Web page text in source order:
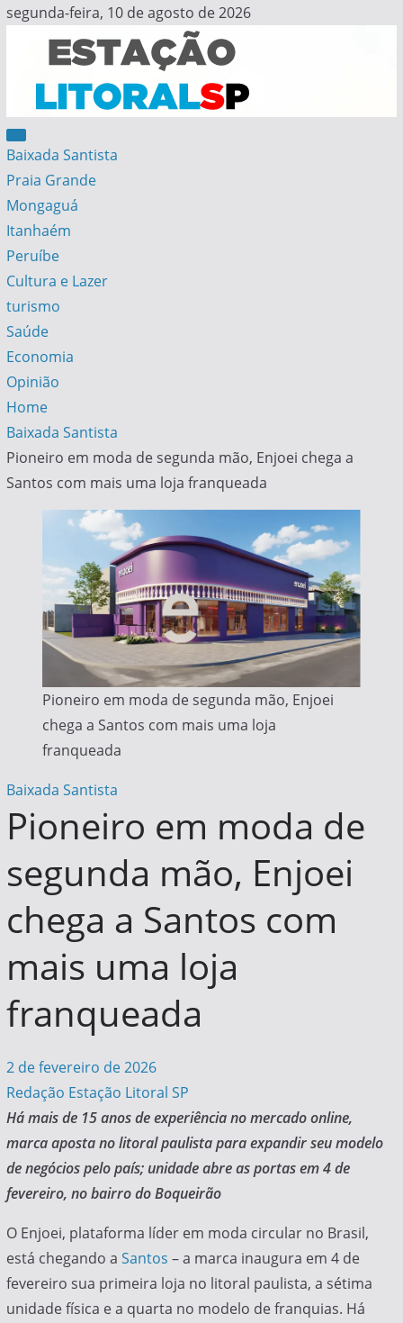
Skip
content
segunda-feira, 10 de agosto de 2026
Estação Litoral SP
Notícias da Baixada Santista
Baixada Santista
Praia Grande
Mongaguá
Itanhaém
Peruíbe
Cultura e Lazer
turismo
Saúde
Economia
Opinião
Home
Baixada Santista
Pioneiro em moda de segunda mão, Enjoei chega a
Santos com mais uma loja franqueada
Pioneiro em moda de segunda mão, Enjoei
chega a Santos com mais uma loja
franqueada
Baixada Santista
Pioneiro em moda de
segunda mão, Enjoei
chega a Santos com
mais uma loja
franqueada
2 de fevereiro de 2026
Redação Estação Litoral SP
Há mais de 15 anos de experiência no mercado online,
marca aposta no litoral paulista para expandir seu modelo
de negócios pelo país; unidade abre as portas em 4 de
fevereiro, no bairro do Boqueirão
O Enjoei, plataforma líder em moda circular no Brasil,
está chegando a Santos – a marca inaugura em 4 de
fevereiro sua primeira loja no litoral paulista, a sétima
unidade física e a quarta no modelo de franquias. Há